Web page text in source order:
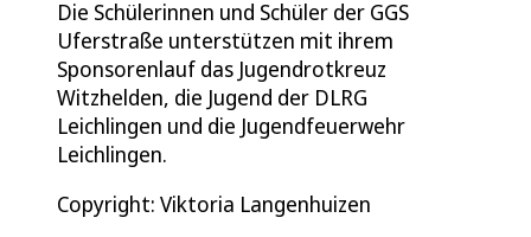
Die Schülerinnen und Schüler der GGS
Uferstraße unterstützen mit ihrem
Sponsorenlauf das Jugendrotkreuz
Witzhelden, die Jugend der DLRG
Leichlingen und die Jugendfeuerwehr
Leichlingen.
Copyright: Viktoria Langenhuizen